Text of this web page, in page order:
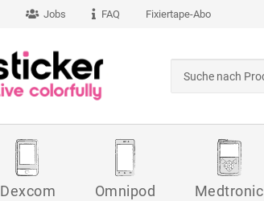
Jobs FAQ Fixiertape-Abo
Dexcom Omnipod Medtronic